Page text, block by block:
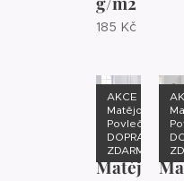
185 Kč
AKCE
AKCE
Matějovský
Povlečení
DOPRAVA
ZDARMA